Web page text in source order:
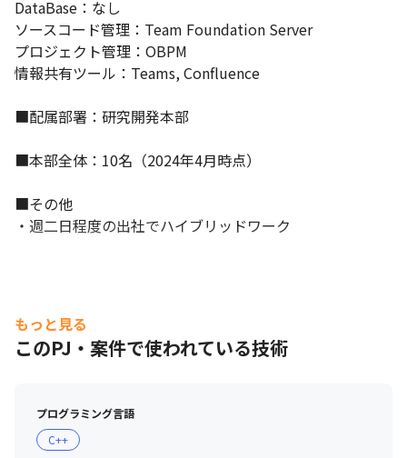
DataBase：なし
ソースコード管理：Team Foundation Server
プロジェクト管理：OBPM
情報共有ツール：Teams, Confluence
■配属部署：研究開発本部
■本部全体：10名（2024年4月時点）
■その他
・週二日程度の出社でハイブリッドワーク
もっと見る
このPJ・案件で使われている技術
プログラミング言語
C++